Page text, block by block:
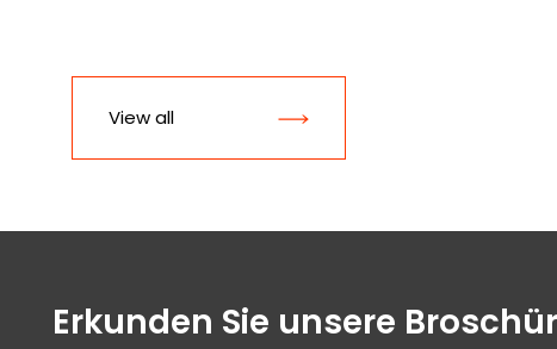
View all
Erkunden Sie unsere